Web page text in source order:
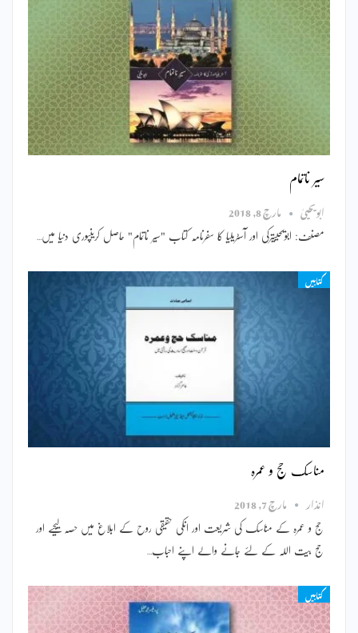
سیر ناتمام
ابویحییٰ مارچ 8, 2018
مصنف: ابویحییٰترکی اور آسٹریلیا کا سفرنامہ کتاب "سیر ناتمام" حاصل کریںپوری دنیا میں…
کتابیں
مناسک حج و عمرہ
انذار مارچ 7, 2018
حج و عمرہ کے مناسک کی شریعت اور انکی حقیقی روح کے ابلاغ میں حصہ لیجیے اور
حج بیت اللہ کے لئے جانے والے اپنے احباب…
کتابیں